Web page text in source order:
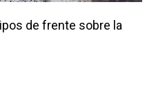
de frente sobre la